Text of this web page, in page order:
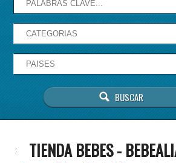
TIENDA BEBES -